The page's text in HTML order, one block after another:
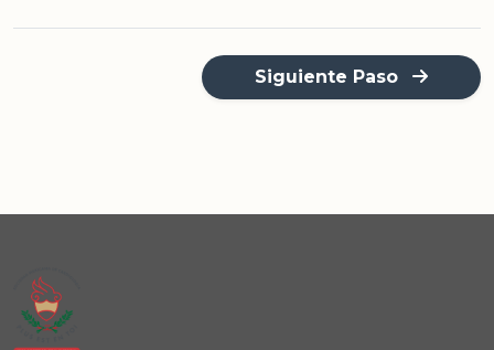
Siguiente Paso